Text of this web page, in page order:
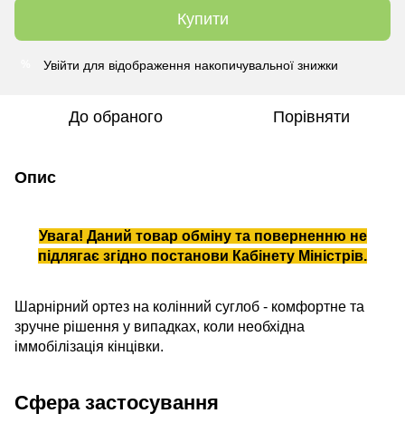
Купити
Увійти для відображення накопичувальної знижки
До обраного Порівняти
Опис
Увага! Даний товар обміну та поверненню не
підлягає згідно постанови Кабінету Міністрів.
Шарнірний ортез на колінний суглоб - комфортне та
зручне рішення у випадках, коли необхідна
іммобілізація кінцівки.
Сфера застосування